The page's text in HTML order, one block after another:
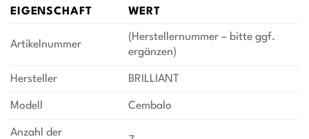
EIGENSCHAFT WERT
Artikelnummer
(Herstellernummer – bitte ggf.
ergänzen)
Hersteller BRILLIANT
Modell Cembalo
Anzahl der